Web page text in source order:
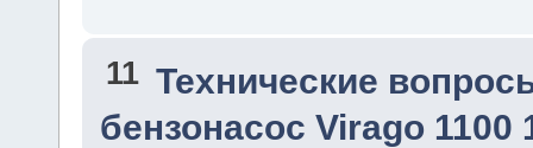
11 Технические
бензонасос Virago 1100